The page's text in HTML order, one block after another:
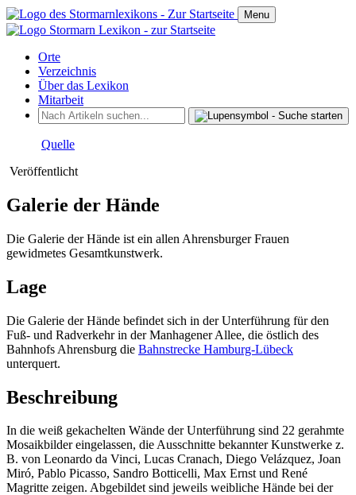
Menu
Orte
Verzeichnis
Über das Lexikon
Mitarbeit
Quelle
Veröffentlicht
Galerie der Hände
Die Galerie der Hände ist ein allen Ahrensburger Frauen
gewidmetes Gesamtkunstwerk.
Lage
Die Galerie der Hände befindet sich in der Unterführung für den
Fuß- und Radverkehr in der Manhagener Allee, die östlich des
Bahnhofs Ahrensburg die Bahnstrecke Hamburg-Lübeck
unterquert.
Beschreibung
In die weiß gekachelten Wände der Unterführung sind 22 gerahmte
Mosaikbilder eingelassen, die Ausschnitte bekannter Kunstwerke z.
B. von Leonardo da Vinci, Lucas Cranach, Diego Velázquez, Joan
Miró, Pablo Picasso, Sandro Botticelli, Max Ernst und René
Magritte zeigen. Abgebildet sind jeweils weibliche Hände bei der